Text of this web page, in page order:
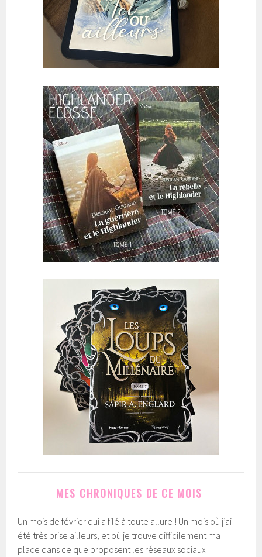
MES CHRONIQUES DE CE MOIS
Un mois de février qui a filé à toute allure ! Un mois où j’ai
été très prise ailleurs, et où je trouve difficilement ma
place dans ce que proposent les réseaux sociaux